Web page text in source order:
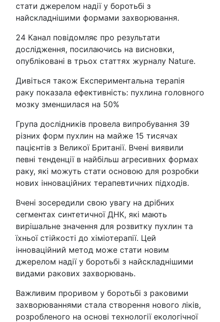
стати джерелом надії у боротьбі з
найскладнішими формами захворювання.
24 Канал повідомляє про результати
дослідження, посилаючись на висновки,
опубліковані в трьох статтях журналу Nature.
Дивіться також Експериментальна терапія
раку показала ефективність: пухлина головного
мозку зменшилася на 50%
Група дослідників провела випробування 39
різних форм пухлин на майже 15 тисячах
пацієнтів з Великої Британії. Вчені виявили
певні тенденції в найбільш агресивних формах
раку, які можуть стати основою для розробки
нових інноваційних терапевтичних підходів.
Вчені зосередили свою увагу на дрібних
сегментах синтетичної ДНК, які мають
вирішальне значення для розвитку пухлин та
їхньої стійкості до хіміотерапії. Цей
інноваційний метод може стати новим
джерелом надії у боротьбі з найскладнішими
видами ракових захворювань.
Важливим проривом у боротьбі з раковими
захворюваннями стала створення нового ліків,
розробленого на основі технології екологічної